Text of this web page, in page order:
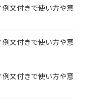
例文付きで使い方や意
例文付きで使い方や意
例文付きで使い方や意